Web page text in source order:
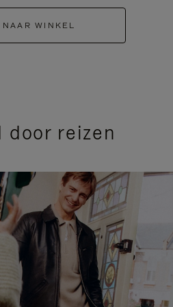
NAAR WINKEL
door reizen